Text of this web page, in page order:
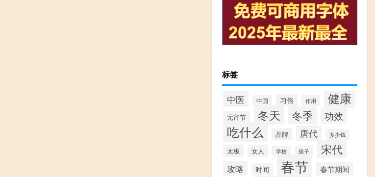
标签
中医 中国 习俗 作用 健康
元宵节 冬天 冬季 功效
吃什么 品牌 唐代 多少钱
太极 女人 学校 孩子 宋代
攻略 时间 春节 春节期间